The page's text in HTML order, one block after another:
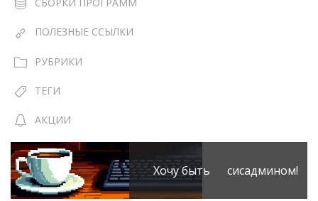
ПОЛЕЗНЫЕ ССЫЛКИ
РУБРИКИ
ТЕГИ
АКЦИИ
Хочу быть сисадмином!